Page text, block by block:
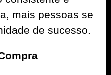
mais pessoas se
de sucesso.